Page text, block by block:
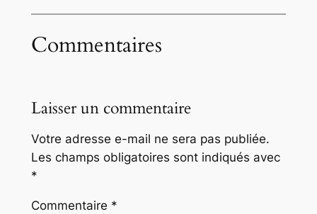
Commentaires
Laisser un commentaire
Votre adresse e-mail ne sera pas publiée.
Les champs obligatoires sont indiqués avec
*
Commentaire *